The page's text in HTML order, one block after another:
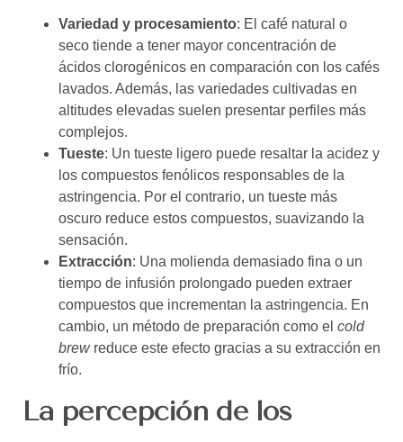
Variedad y procesamiento: El café natural o
seco tiende a tener mayor concentración de
ácidos clorogénicos en comparación con los cafés
lavados. Además, las variedades cultivadas en
altitudes elevadas suelen presentar perfiles más
complejos.
Tueste: Un tueste ligero puede resaltar la acidez y
los compuestos fenólicos responsables de la
astringencia. Por el contrario, un tueste más
oscuro reduce estos compuestos, suavizando la
sensación.
Extracción: Una molienda demasiado fina o un
tiempo de infusión prolongado pueden extraer
compuestos que incrementan la astringencia. En
cambio, un método de preparación como el cold
brewreduce este efecto gracias a su extracción en
frío.
La percepción de los